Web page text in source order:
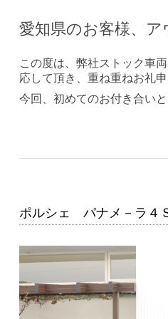
愛知県のお客様、
この度は、弊社ストック車
応して頂き、重ね重ねお礼
今回、初めてのお付き合い
ポルシェ パナメ－ラ４